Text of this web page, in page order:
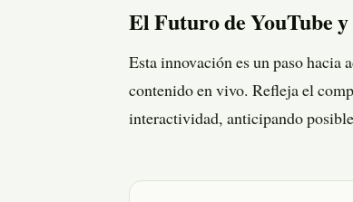
El Futuro de YouTube
Esta innovación es un paso hacia
contenido en vivo. Refleja el
interactividad, anticipando